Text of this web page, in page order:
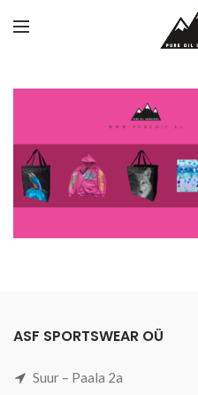
ASF SPORTSWEAR OÜ
Suur – Paala 2a